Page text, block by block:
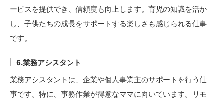
ービスを提供でき、信頼度も向上します。育児の知識を活か
し、子供たちの成長をサポートする楽しさも感じられる仕事
です。
6.業務アシスタント
業務アシスタントは、企業や個人事業主のサポートを行う仕
事です。特に、事務作業が得意なママに向いています。リモ